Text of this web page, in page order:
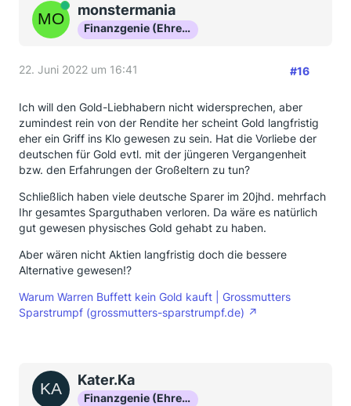
Onlinemonstermania
Finanzgenie (Ehrenmitglied)
22. Juni 2022 um 16:41 #16
Ich will den Gold-Liebhabern nicht widersprechen, aber
zumindest rein von der Rendite her scheint Gold langfristig
eher ein Griff ins Klo gewesen zu sein. Hat die Vorliebe der
deutschen für Gold evtl. mit der jüngeren Vergangenheit
bzw. den Erfahrungen der Großeltern zu tun?
Schließlich haben viele deutsche Sparer im 20jhd. mehrfach
Ihr gesamtes Sparguthaben verloren. Da wäre es natürlich
gut gewesen physisches Gold gehabt zu haben.
Aber wären nicht Aktien langfristig doch die bessere
Alternative gewesen!?
Warum Warren Buffett kein Gold kauft | Grossmutters
Sparstrumpf (grossmutters-sparstrumpf.de)
Kater.Ka
Finanzgenie (Ehrenmitglied)